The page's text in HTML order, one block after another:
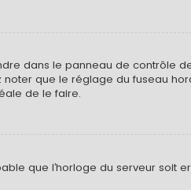
dans le panneau de contrôle
noter que le réglage du fuseau
de le faire.
que l’horloge du serveur soit